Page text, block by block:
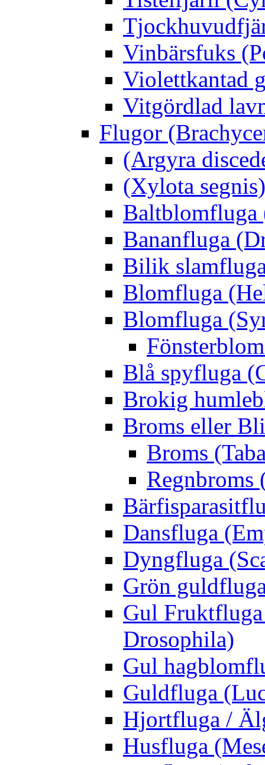
Vinbärsfuks
Violettkantad
Vitgördlad
Flugor
(Argyra
(Xylota segnis)
Baltblomfluga
Bananfluga
Bilik
Blomfluga
Blomfluga
Blå spyfluga
Brokig
Broms eller
Broms
Regnbroms
Dansfluga
Dyngfluga
Grön
Gul
Drosophila)
Gul
Guldfluga
Hjortfluga /
Husfluga